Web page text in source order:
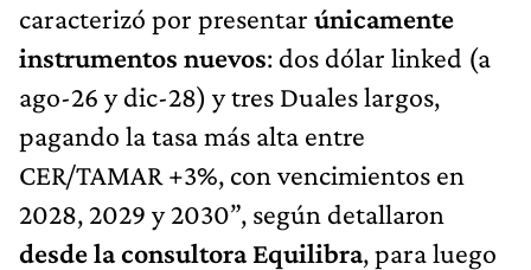
caracterizó por presentar únicamente
instrumentos nuevos: dos dólar linked (a
ago-26 y dic-28) y tres Duales largos,
pagando la tasa más alta entre
CER/TAMAR +3%, con vencimientos en
2028, 2029 y 2030”, según detallaron
desde la consultora Equilibra, para luego